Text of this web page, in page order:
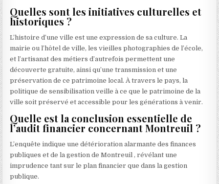
Quelles sont les initiatives culturelles et
historiques ?
L’histoire d’une ville est une expression de sa culture. La
mairie ou l’hôtel de ville, les vieilles photographies de l’école,
et l’artisanat des métiers d’autrefois permettent une
découverte gratuite, ainsi qu’une transmission et une
préservation de ce patrimoine local. À travers le pays, la
politique de sensibilisation veille à ce que le patrimoine de la
ville soit préservé et accessible pour les générations à venir.
Quelle est la conclusion essentielle de
l’audit financier concernant Montreuil ?
L’enquête indique une détérioration alarmante des finances
publiques et de la gestion de Montreuil , révélant une
imprudence tant sur le plan financier que dans la gestion
publique.